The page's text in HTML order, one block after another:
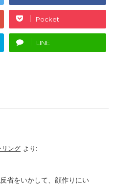
Pocket
LINE
リング より:
省をいかして、顔作りにい